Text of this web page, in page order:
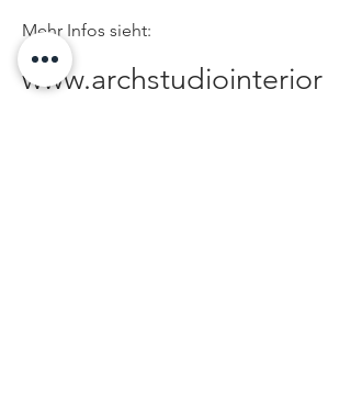
Mehr Infos sieht:
www.archstudiointerior